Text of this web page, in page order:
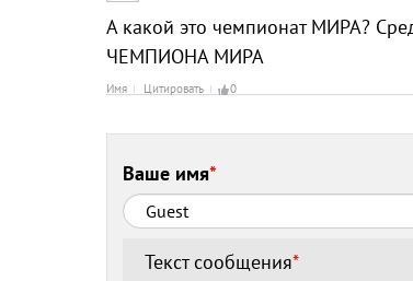
А какой это чемпионат МИРА?
ЧЕМПИОНА МИРА
Имя Цитировать 0
Ваше имя*
Текст сообщения*